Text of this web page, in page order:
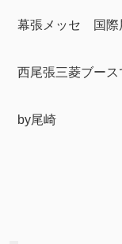
幕張メッセ 国
西尾張三菱ブース
by尾崎